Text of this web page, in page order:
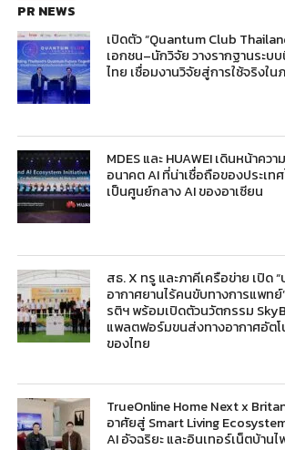
PR NEWS
เปิดตัว “Quantum Club
เอกชน–นักวิจัย วางรากฐานระบ
ไทย เชื่อมงานวิจัยสู่การใช้จริงใ
MDES และ HUAWEI เดินหน้าค
อนาคต AI ที่น่าเชื่อถือของประเท
เป็นศูนย์กลาง AI ของอาเซียน
สธ. X ทรู และภาคีเครือข่าย เปิด
อากาศยานไร้คนขับทางการแพทย์
รติฯ พร้อมเปิดตัวนวัตกรรม
แพลตฟอร์มขนส่งทางอากาศอัต
ของไทย
TrueOnline Home Next x
อาศัยสู่ Smart Living
AI อัจฉริยะ และอินเทอร์เน็ตบ้านไ